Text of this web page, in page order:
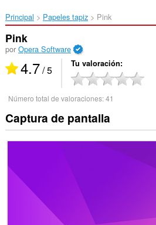
Principal Papeles tapiz Pink‎
Pink
por Opera Software
4.7/ 5 Tu valoración
Número total de valoraciones:41
Captura de pantalla